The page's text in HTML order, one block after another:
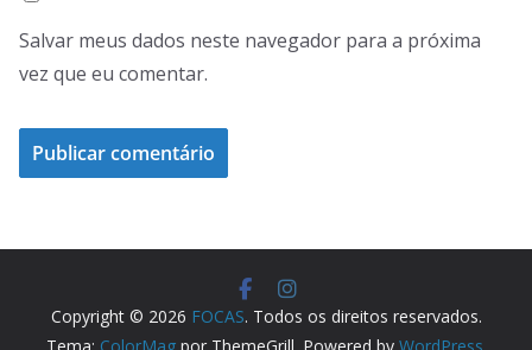
Salvar meus dados neste navegador para a próxima
vez que eu comentar.
Copyright © 2026 FOCAS. Todos os direitos reservados.